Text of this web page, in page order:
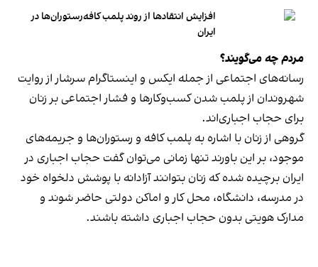
افزایش انتقادها از روند پلمب کافه‌رستوران‌ها در
ایران
مردم چه می‌گویند؟
رسانه‎‌های اجتماعی از جمله ایکس و اینستاگرام سرشار از روایت
شهروندان از پلمب شدن کسب‌وکارها و فشار اجتماعی بر زنان
برای حجاب اجباری‌اند.
گروهی از زنان با اشاره به پلمب کافه و رستوران‌ها و جریمه‌های
موجود، بر این باورند تنها زمانی می‌توان گفت حجاب اجباری در
ایران برچیده شده که زنان بتوانند آزادانه با پوشش دلخواه خود
در مدرسه، دانشگاه، محل کار و اماکن دولتی حاضر شوند و
مدارک هویتی بدون حجاب اجباری داشته باشند.